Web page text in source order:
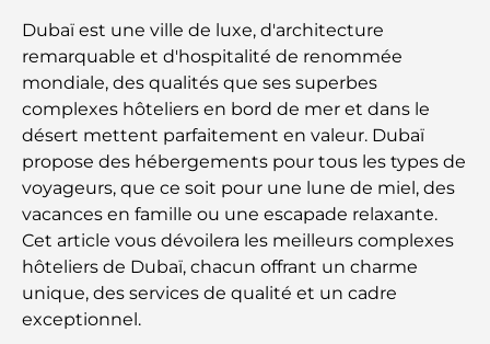
Dubaï est une ville de luxe, d'architecture
remarquable et d'hospitalité de renommée
mondiale, des qualités que ses superbes
complexes hôteliers en bord de mer et dans le
désert mettent parfaitement en valeur. Dubaï
propose des hébergements pour tous les types de
voyageurs, que ce soit pour une lune de miel, des
vacances en famille ou une escapade relaxante.
Cet article vous dévoilera les meilleurs complexes
hôteliers de Dubaï, chacun offrant un charme
unique, des services de qualité et un cadre
exceptionnel.